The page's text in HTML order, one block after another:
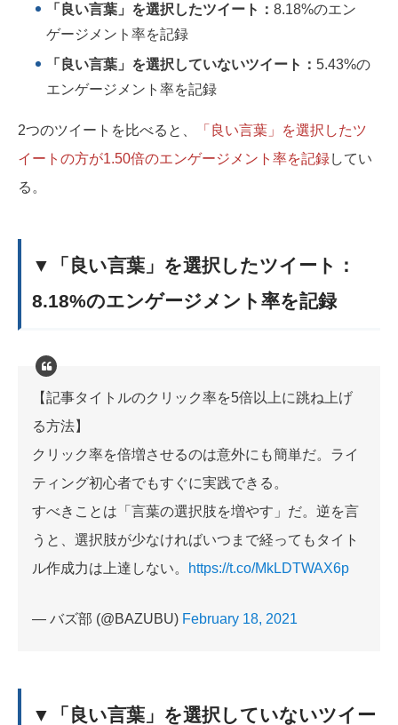
「良い言葉」を選択したツイート： 8.18%のエン
ゲージメント率を記録
「良い言葉」を選択していないツイート： 5.43%の
エンゲージメント率を記録
2つのツイートを比べると、
「良い言葉」を選択したツ
イートの方が1.50倍のエンゲージメント率を記録してい
る。
▼「良い言葉」を選択したツイート：
8.18%のエンゲージメント率を記録
【記事タイトルのクリック率を5倍以上に跳ね上げ
る方法】
クリック率を倍増させるのは意外にも簡単だ。ライ
ティング初心者でもすぐに実践できる。
すべきことは「言葉の選択肢を増やす」だ。逆を言
うと、選択肢が少なければいつまで経ってもタイト
ル作成力は上達しない。
https://t.co/MkLDTWAX6p
— バズ部 (@BAZUBU) February 18, 2021
▼「良い言葉」を選択していないツイー